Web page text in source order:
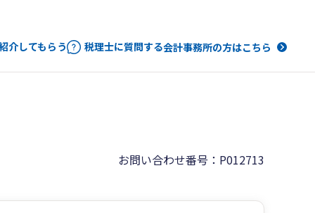
介してもらう 税理士に質問する会計事務所の方はこちら
お問い合わせ番号：P012713